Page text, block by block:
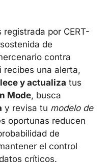
por CERT-
de
contra
recibes una alerta,
y actualiza tus
Mode, busca
y revisa tu modelo de
oportunas reducen
de
el control
críticos.